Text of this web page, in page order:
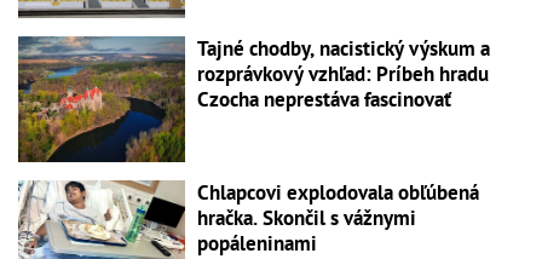
Tajné chodby, nacistický výskum a
rozprávkový vzhľad: Príbeh hradu
Czocha neprestáva fascinovať
Chlapcovi explodovala obľúbená
hračka. Skončil s vážnymi
popáleninami